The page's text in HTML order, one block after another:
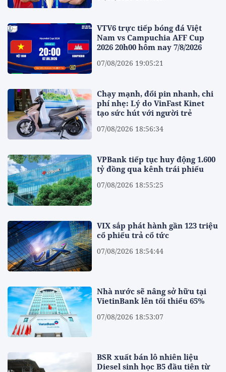
VTV6 trực tiếp bóng đá Việt
Nam vs Campuchia AFF Cup
2026 20h00 hôm nay 7/8/2026
07/08/2026 19:05:21
Chạy mạnh, đổi pin nhanh, chi
phí nhẹ: Lý do VinFast Kinet
tạo sức hút với người trẻ
07/08/2026 18:56:34
VPBank tiếp tục huy động 1.600
tỷ đồng qua kênh trái phiếu
07/08/2026 18:55:25
VIX sắp phát hành gần 123 triệu
cổ phiếu trả cổ tức
07/08/2026 18:54:44
Nhà nước sẽ nâng sở hữu tại
VietinBank lên tối thiểu 65%
07/08/2026 18:53:07
BSR xuất bán lô nhiên liệu
Diesel sinh học B5 đầu tiên từ